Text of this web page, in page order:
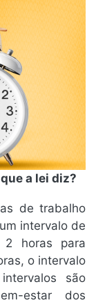
a lei diz?
de trabalho
intervalo de
horas para
o intervalo
são
estar dos